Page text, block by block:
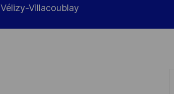
Job-
Vélizy-Villacoublay